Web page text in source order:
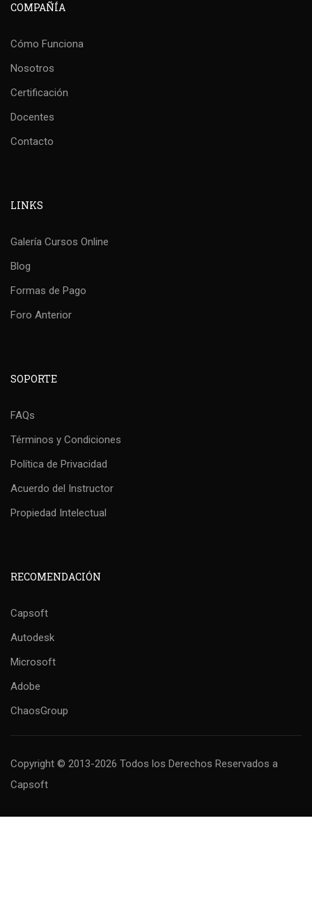
COMPAÑÍA
Cómo Funciona
Nosotros
Certificación
Docentes
Contacto
LINKS
Galería Cursos Online
Blog
Formas de Pago
Foro Anterior
SOPORTE
FAQs
Términos y Condiciones
Política de Privacidad
Acuerdo del Instructor
Propiedad Intelectual
RECOMENDACIÓN
Capsoft
Autodesk
Microsoft
Adobe
ChaosGroup
Copyright © 2013-2026 Todos los Derechos Reservados a
Capsoft